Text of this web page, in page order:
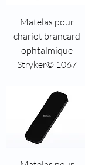
Matelas pour
chariot brancard
ophtalmique
Stryker© 1067